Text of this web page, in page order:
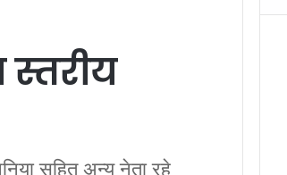
स्तरीय
सहित अन्य नेता रहे